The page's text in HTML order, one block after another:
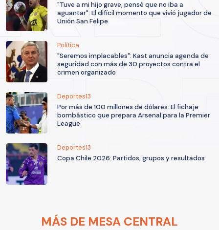
"Tuve a mi hijo grave, pensé que no iba a
aguantar": El difícil momento que vivió jugador de
Unión San Felipe
Política
"Seremos implacables": Kast anuncia agenda de
seguridad con más de 30 proyectos contra el
crimen organizado
Deportes13
Por más de 100 millones de dólares: El fichaje
bombástico que prepara Arsenal para la Premier
League
Deportes13
Copa Chile 2026: Partidos, grupos y resultados
MÁS DE MESA CENTRAL